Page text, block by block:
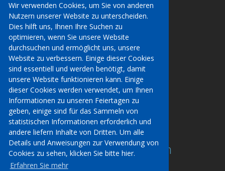
Wir können Ihre persönlichen Daten über
diese Website erfassen, um Ihnen Details
unserer Dienstleistungen zu geben, um eine
Buchung von Reiseleistungen zu tätigen oder
es Ihnen zu ermöglichen, ein Konto auf
unserer Website zu erstellen. Um zu erfahren,
welche persönlichen Daten wir sammeln, wie
und warum wir dies tun, wann wir
personenbezogene Daten teilen, wie lange wir
sie behalten und welche Rechte Sie im Bezug
auf die Daten haben, die wir über Sie
sammeln, klicken Sie bitte hier, um unsere
Datenschutzerklärung zu lesen.
Erfahren Sie mehr
Wir verwenden Cookies, um Sie von anderen
Nutzern unserer Website zu unterscheiden.
Dies hilft uns, Ihnen Ihre Suchen zu
optimieren, wenn Sie unsere Website
durchsuchen und ermöglicht uns, unsere
Website zu verbessern. Einige dieser Cookies
sind essentiell und werden benötigt, damit
unsere Website funktionieren kann. Einige
dieser Cookies werden verwendet, um Ihnen
Informationen zu unseren Feiertagen zu
geben, einige sind für das Sammeln von
statistischen Informationen erforderlich und
andere liefern Inhalte von Dritten. Um alle
Details und Anweisungen zur Verwendung von
Cookies zu sehen, klicken Sie bitte hier.
Erfahren Sie mehr
Kontakt
Buchungsbedingungen
AITO, ABTA & ABTOT
Bei uns arbeiten
Website-Sicherheit
Kontakt
02941 967212
reisebuero@venueholidays.com